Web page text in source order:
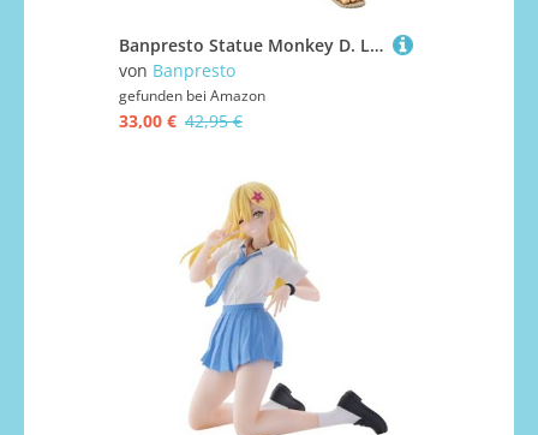
Banpresto Statue Monkey D. Luffy Lächelnd 21 cm
von Banpresto
gefunden bei Amazon
33,00 € 42,95 €